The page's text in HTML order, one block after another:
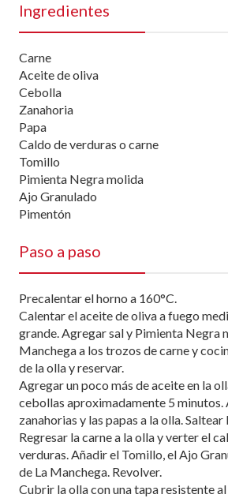
Ingredientes
Carne
Aceite de oliva
Cebolla
Zanahoria
Papa
Caldo de verduras o carne
Tomillo
Pimienta Negra molida
Ajo Granulado
Pimentón
Paso a paso
Precalentar el horno a 160°C.
Calentar el aceite de oliva a fuego
grande. Agregar sal y Pimienta Negra
Manchega a los trozos de carne y
de la olla y reservar.
Agregar un poco más de aceite en la
cebollas aproximadamente 5 minutos.
zanahorias y las papas a la olla. Saltear
Regresar la carne a la olla y verter el
verduras. Añadir el Tomillo, el Ajo
de La Manchega. Revolver.
Cubrir la olla con una tapa resistente